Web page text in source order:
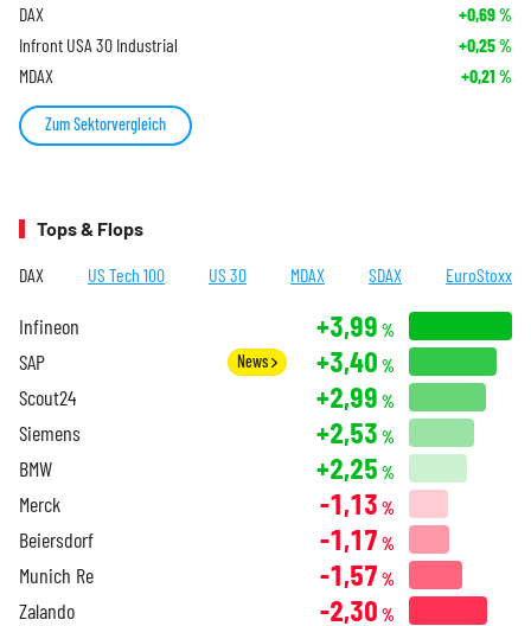
DAX +0,69%
Infront USA 30 Industrial +0,25%
MDAX +0,21 %
Zum Sektorvergleich
Tops & Flops
DAX US Tech 100 US 30 MDAX SDAX EuroStoxx
Infineon +3,99 %
SAP News +3,40 %
Scout24 +2,99 %
Siemens +2,53 %
BMW +2,25 %
Merck -1,13 %
Beiersdorf -1,17 %
Munich Re -1,57 %
Zalando -2,30 %